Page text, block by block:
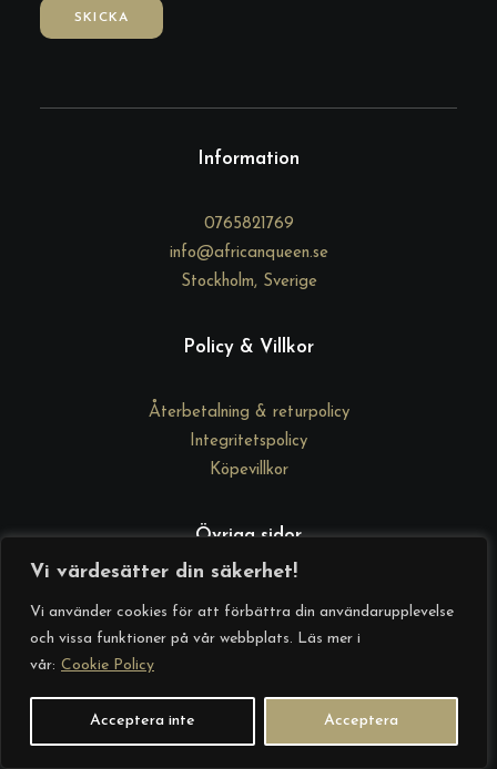
Vi värdesätter din säkerhet!
Vi använder cookies för att förbättra din användarupplevelse
och vissa funktioner på vår webbplats. Läs mer i
vår: Cookie Policy
Acceptera inte Acceptera
t
SKICKA
Information
0765821769
info@africanqueen.se
Stockholm, Sverige
Policy & Villkor
Återbetalning & returpolicy
Integritetspolicy
Köpevillkor
Övriga sidor
DrGd Academy
Kontakta oss